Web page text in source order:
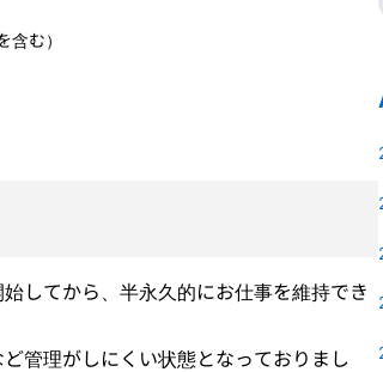
む）
してから、半永久的にお仕事を維持でき
管理がしにくい状態となっておりまし